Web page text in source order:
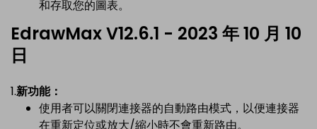
和存取您的圖表。
EdrawMax V12.6.1 - 2023 年 10 月 10
日
1.新功能：
使用者可以關閉連接器的自動路由模式，以便連接器
在重新定位或放大/縮小時不會重新路由。